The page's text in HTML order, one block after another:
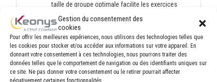
Gestion du consentement des
cookies
Pour offrir les meilleures expériences, nous utilisons des technologies telles que
les cookies pour stocker et/ou accéder aux informations sur votre appareil. En
donnant votre consentement à ces technologies, nous pourrons traiter des
données telles que le comportement de navigation ou des identifiants uniques sur
ce site. Ne pas donner votre consentement ou le retirer pourrait affecter
taille de groupe optimale facilite les exercices
pratiques, les discussions approfondies et un suivi
individuel des progrès de chacun.
Environnement d'apprentissage confortable avec
climatisation, éclairage adapté et pauses incluses
pour maintenir la concentration tout au long de la
journée.
Documentation complète fournie à chaque